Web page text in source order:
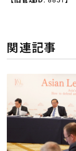
関連記事